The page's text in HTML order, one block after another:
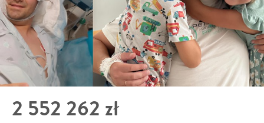
2 552 262 zł